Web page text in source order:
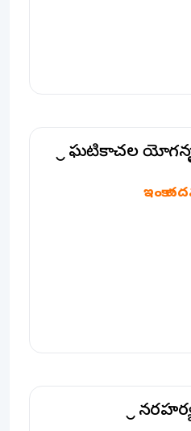
శ్రీ ఘటికాచల
శ్రీ ఘటికాచల
ఇంకా
శ్రీ
శ్రీ